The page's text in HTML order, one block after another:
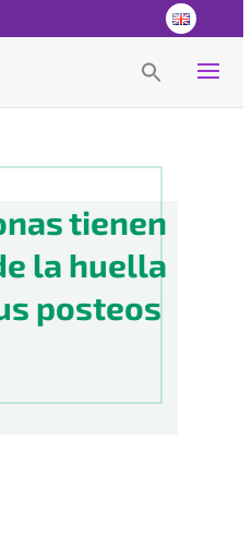
Search Button
tienen
la huella
posteos